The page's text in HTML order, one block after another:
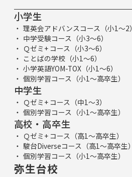
小学生
理英会アドバンスコース（小1～2）
中学受験コース（小3～6）
Ｑゼミ+ コース（小3～6）
ことばの学校（小1～6）
小学英語YOM-TOX（小1～6）
個別学習コース（小1～高卒生）
中学生
Ｑゼミ+ コース（中1～3）
個別学習コース（小1～高卒生）
高校・高卒生
Ｑゼミ+ コース（高1～高卒生）
駿台Diverseコース（高1～高卒生）
個別学習コース（小1～高卒生）
弥生台校